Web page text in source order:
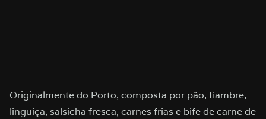
Originalmente do Porto, composta por pão, fiambre,
linguiça, salsicha fresca, carnes frias e bife de carne de